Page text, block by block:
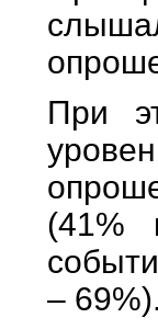
При
(41%
– 69%).